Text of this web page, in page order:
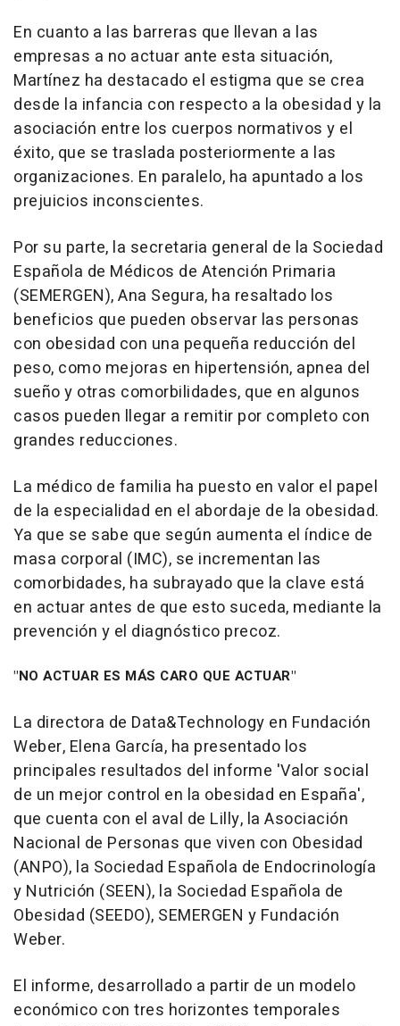
En cuanto a las barreras que llevan a las
empresas a no actuar ante esta situación,
Martínez ha destacado el estigma que se crea
desde la infancia con respecto a la obesidad y la
asociación entre los cuerpos normativos y el
éxito, que se traslada posteriormente a las
organizaciones. En paralelo, ha apuntado a los
prejuicios inconscientes.
Por su parte, la secretaria general de la Sociedad
Española de Médicos de Atención Primaria
(SEMERGEN), Ana Segura, ha resaltado los
beneficios que pueden observar las personas
con obesidad con una pequeña reducción del
peso, como mejoras en hipertensión, apnea del
sueño y otras comorbilidades, que en algunos
casos pueden llegar a remitir por completo con
grandes reducciones.
La médico de familia ha puesto en valor el papel
de la especialidad en el abordaje de la obesidad.
Ya que se sabe que según aumenta el índice de
masa corporal (IMC), se incrementan las
comorbidades, ha subrayado que la clave está
en actuar antes de que esto suceda, mediante la
prevención y el diagnóstico precoz.
"NO ACTUAR ES MÁS CARO QUE ACTUAR"
La directora de Data&Technology en Fundación
Weber, Elena García, ha presentado los
principales resultados del informe 'Valor social
de un mejor control en la obesidad en España',
que cuenta con el aval de Lilly, la Asociación
Nacional de Personas que viven con Obesidad
(ANPO), la Sociedad Española de Endocrinología
y Nutrición (SEEN), la Sociedad Española de
Obesidad (SEEDO), SEMERGEN y Fundación
Weber.
El informe, desarrollado a partir de un modelo
económico con tres horizontes temporales